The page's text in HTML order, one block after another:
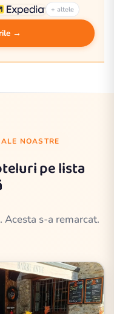
+ altele
→
NOASTRE
pe lista
s-a remarcat.